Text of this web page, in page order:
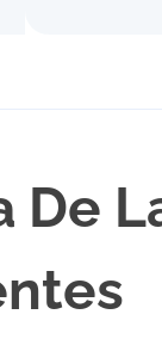
De